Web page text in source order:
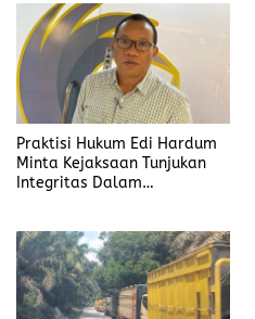
Praktisi Hukum Edi Hardum
Minta Kejaksaan Tunjukan
Integritas Dalam
Haryanto